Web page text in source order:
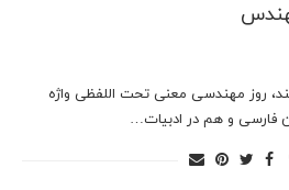
به مناسب 5 اسفند، روز مهندسی معنی تحت اللفظی واژه